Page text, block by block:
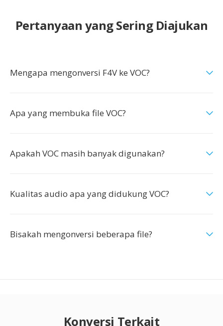
Pertanyaan yang Sering Diajukan
Mengapa mengonversi F4V ke VOC?
Apa yang membuka file VOC?
Apakah VOC masih banyak digunakan?
Kualitas audio apa yang didukung VOC?
Bisakah mengonversi beberapa file?
Konversi Terkait